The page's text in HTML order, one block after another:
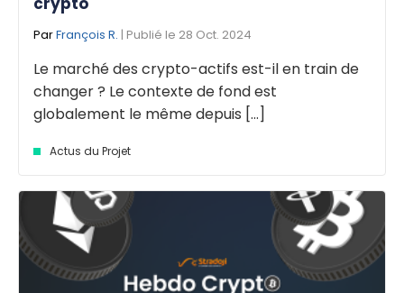
ParFrançois R. | Publié le 28 Oct. 2024
Le marché des crypto-actifs est-il en train de
changer ? Le contexte de fond est
globalement le même depuis [...]
Actus du Projet